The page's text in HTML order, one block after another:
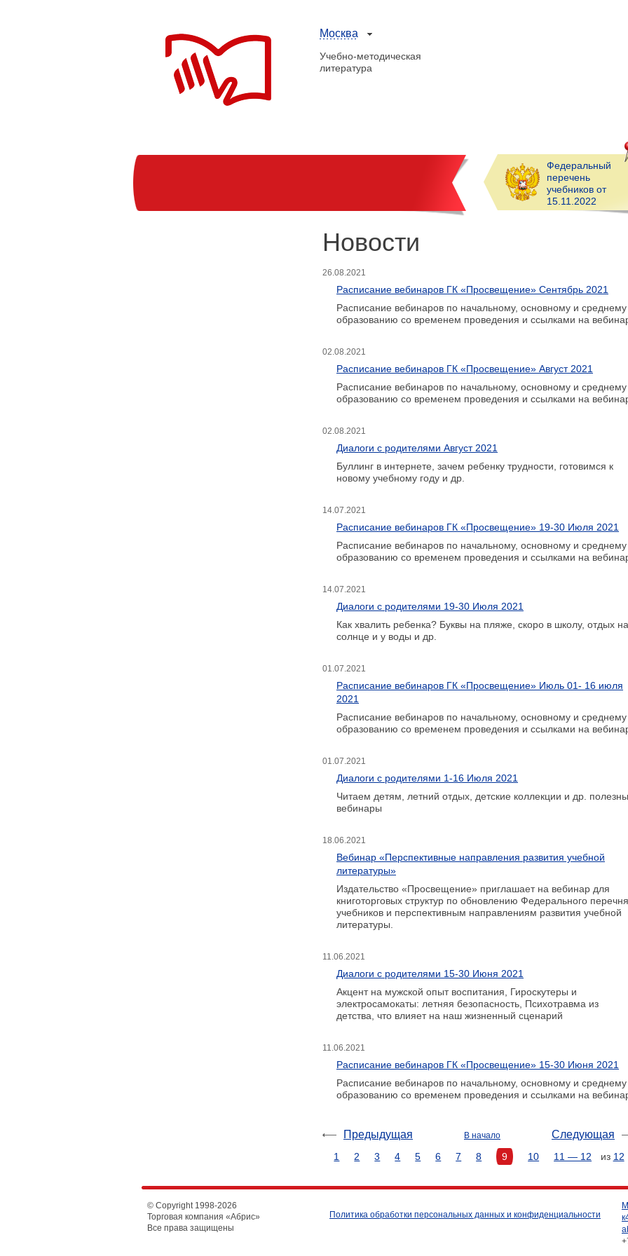
Москва
Учебно-методическая
литература
Федеральный
перечень
учебников от
15.11.2022
Новости
26.08.2021
Расписание вебинаров ГК «Просвещение» Сентябрь 2021
Расписание вебинаров по начальному, основному и среднему
образованию со временем проведения и ссылками на
02.08.2021
Расписание вебинаров ГК «Просвещение» Август 2021
Расписание вебинаров по начальному, основному и среднему
образованию со временем проведения и ссылками на
02.08.2021
Диалоги с родителями Август 2021
Буллинг в интернете, зачем ребенку трудности, готовимся к
новому учебному году и др.
14.07.2021
Расписание вебинаров ГК «Просвещение» 19-30 Июля 2021
Расписание вебинаров по начальному, основному и среднему
образованию со временем проведения и ссылками на
14.07.2021
Диалоги с родителями 19-30 Июля 2021
Как хвалить ребенка? Буквы на пляже, скоро в школу, отдых на
солнце и у воды и др.
01.07.2021
Расписание вебинаров ГК «Просвещение» Июль 01- 16 июля
2021
Расписание вебинаров по начальному, основному и среднему
образованию со временем проведения и ссылками на
01.07.2021
Диалоги с родителями 1-16 Июля 2021
Читаем детям, летний отдых, детские коллекции и др.
вебинары
18.06.2021
Вебинар «Перспективные направления развития учебной
литературы»
Издательство «Просвещение» приглашает на вебинар для
книготорговых структур по обновлению Федерального перечня
учебников и перспективным направлениям развития учебной
литературы.
11.06.2021
Диалоги с родителями 15-30 Июня 2021
Акцент на мужской опыт воспитания, Гироскутеры и
электросамокаты: летняя безопасность, Психотравма из
детства, что влияет на наш жизненный сценарий
11.06.2021
Расписание вебинаров ГК «Просвещение» 15-30 Июня 2021
Расписание вебинаров по начальному, основному и среднему
образованию со временем проведения и ссылками на
Предыдущая Следующая
В начало
1 2 3 4 5 6 7 8 9 10 11 — 12 из 12
© Copyright 1998-2026
Торговая компания «Абрис»
Все права защищены
Политика обработки персональных данных и конфиденциальности